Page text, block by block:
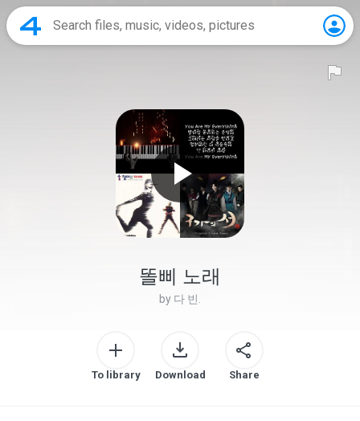
똘삐 노래
by 다 빈.
To library Download Share